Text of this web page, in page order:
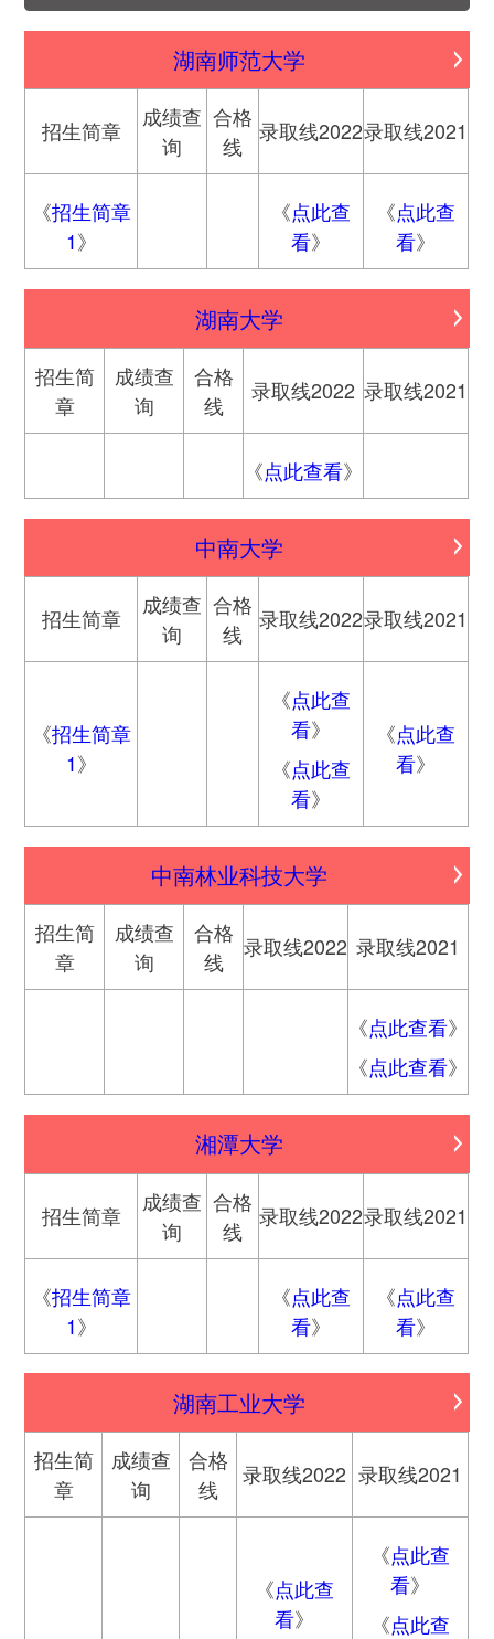
湖南师范大学
招生简章
成绩查
询
合格
线
录取线2022录取线2021
《招生简章
1》
《点此查
看》
《点此查
看》
湖南大学
招生简
章
成绩查
询
合格
线
录取线2022 录取线2021
《点此查看》
中南大学
招生简章
成绩查
询
合格
线
录取线2022录取线2021
《招生简章
1》
《点此查
看》
《点此查
看》
《点此查
看》
中南林业科技大学
招生简
章
成绩查
询
合格
线
录取线2022 录取线2021
《点此查看》
《点此查看》
湘潭大学
招生简章
成绩查
询
合格
线
录取线2022录取线2021
《招生简章
1》
《点此查
看》
《点此查
看》
湖南工业大学
招生简
章
成绩查
询
合格
线
录取线2022 录取线2021
《点此查
看》
《点此查
看》
《点此查